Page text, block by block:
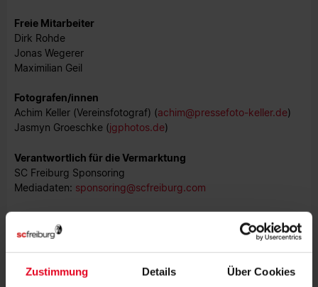
Zustimmung Details Über Cookies
F​​​reie Mitarbeiter
Dirk Rohde
Jonas Wegerer
Maximilian Geil
Fotografen/innen
Achim Keller (Vereinsfotograf) (achim@pressefoto-keller.de)
Jasmyn Groeschke (jgphotos.de)
Verantwortlich für die Vermarktung
SC Freiburg Sponsoring
Mediadaten: sponsoring@scfreiburg.com
team neusta GmbH
https://www.team-neusta.de